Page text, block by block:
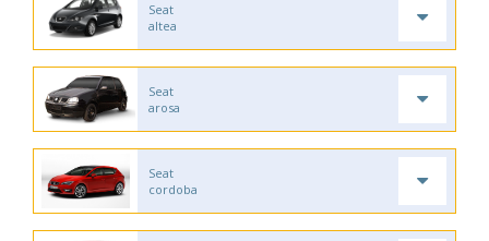
Seat
altea
Seat
arosa
Seat
cordoba